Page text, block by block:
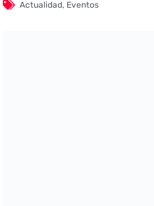
Actualidad, Eventos